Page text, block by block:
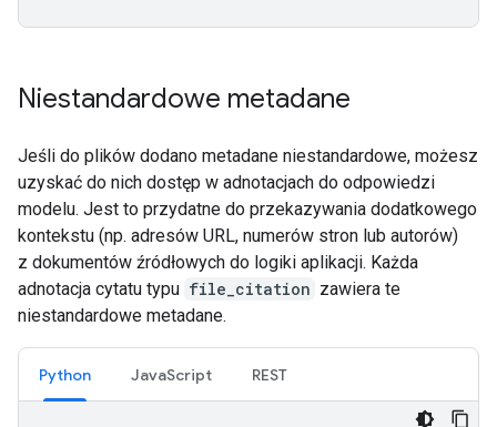
Niestandardowe metadane
Jeśli do plików dodano metadane niestandardowe, możesz
uzyskać do nich dostęp w adnotacjach do odpowiedzi
modelu. Jest to przydatne do przekazywania dodatkowego
kontekstu (np. adresów URL, numerów stron lub autorów)
z dokumentów źródłowych do logiki aplikacji. Każda
adnotacja cytatu typu file_citation zawiera te
niestandardowe metadane.
Python JavaScript REST